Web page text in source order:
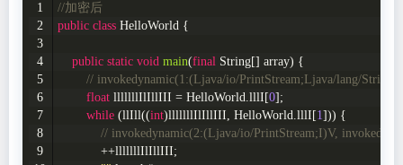
//加密后
public class HelloWorld {
public static void main(final String[] array) {
// invokedynamic(1:(Ljava/io/PrintStream;Ljava/lang/
float lllllllIlIllIII = HelloWorld.lllI[0];
while (llIll((int)lllllllIlIllIII, HelloWorld.lllI[1])) {
// invokedynamic(2:(Ljava/io/PrintStream;I)V,
            ++lllllllIlIllIII;